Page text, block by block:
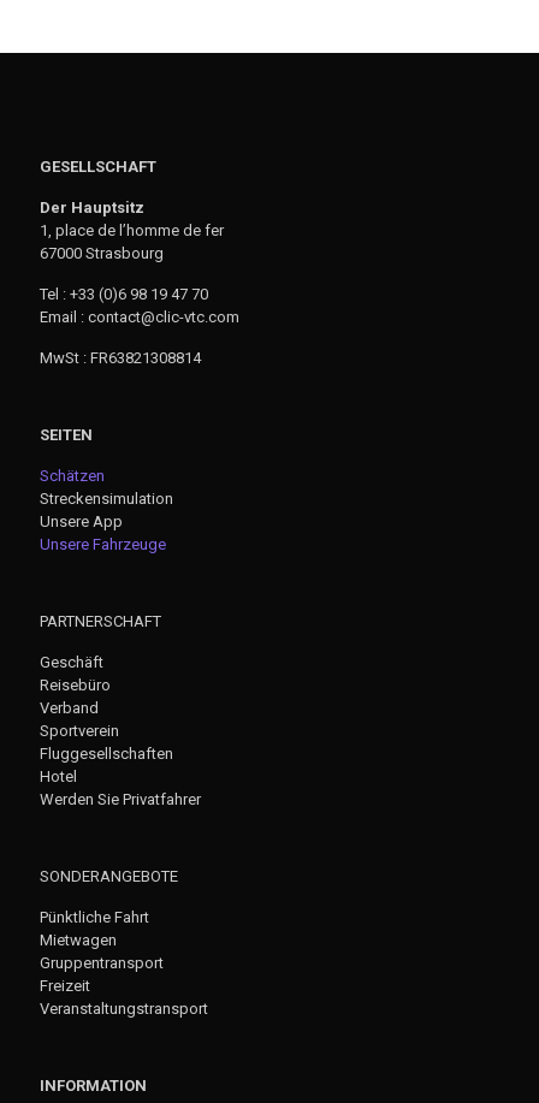
GESELLSCHAFT
Der Hauptsitz
1, place de l’homme de fer
67000 Strasbourg
Tel : +33 (0)6 98 19 47 70
Email : contact@clic-vtc.com
MwSt : FR63821308814
SEITEN
Schätzen
Streckensimulation
Unsere App
Unsere Fahrzeuge
PARTNERSCHAFT
Geschäft
Reisebüro
Verband
Sportverein
Fluggesellschaften
Hotel
Werden Sie Privatfahrer
SONDERANGEBOTE
Pünktliche Fahrt
Mietwagen
Gruppentransport
Freizeit
Veranstaltungstransport
INFORMATION